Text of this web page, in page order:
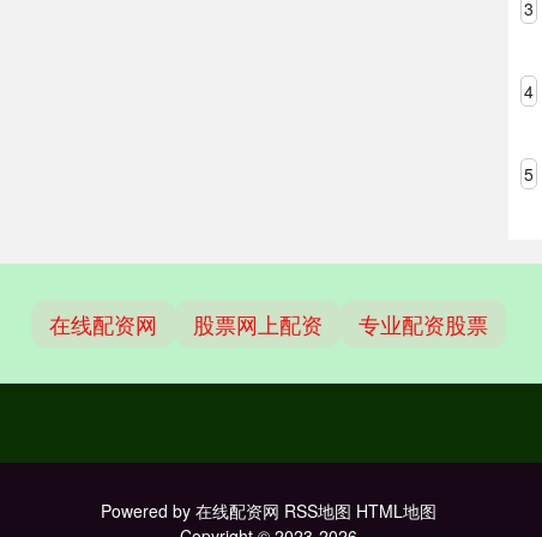
3
4
5
在线配资网 股票网上配资 专业配资股票
Powered by 在线配资网 RSS地图 HTML地图